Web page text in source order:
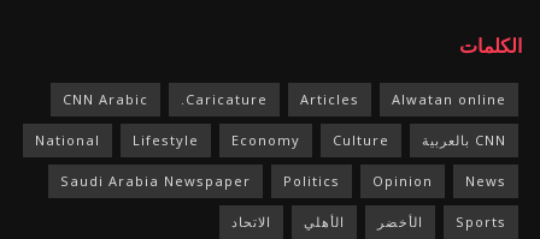
الكلمات
Alwatan online
Articles
Caricature.
CNN Arabic
CNN بالعربية Culture
Economy
Lifestyle
National
News
Opinion
Politics
Saudi Arabia Newspaper
Sports الأخضر الأهلي الاتحاد